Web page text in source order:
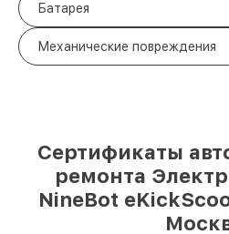
Батарея
Механические повреждения
Сертификаты
ремонта
NineBot